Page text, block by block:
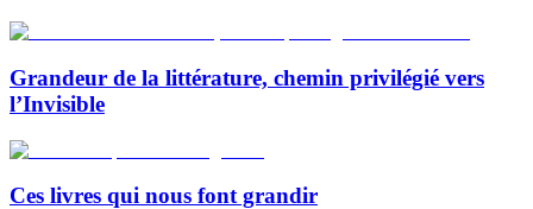
Grandeur de la littérature, chemin privilégié vers
l’Invisible
Ces livres qui nous font grandir